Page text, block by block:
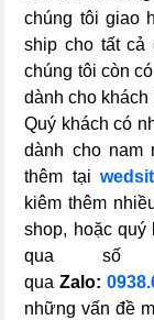
chúng tôi giao
ship cho tất cả
chúng tôi còn
dành cho
Quý khách có
dành cho nam
thêm tại
kiêm thêm
shop, hoặc
qua
quaZalo:
những vấn đề